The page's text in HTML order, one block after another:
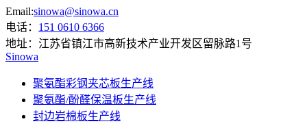
Email:sinowa@sinowa.cn
电话： 151 0610 6366
地址： 江苏省镇江市高新技术产业开发区留脉路1号
Sinowa
聚氨酯彩钢夹芯板生产线
聚氨酯/酚醛保温板生产线
封边岩棉板生产线